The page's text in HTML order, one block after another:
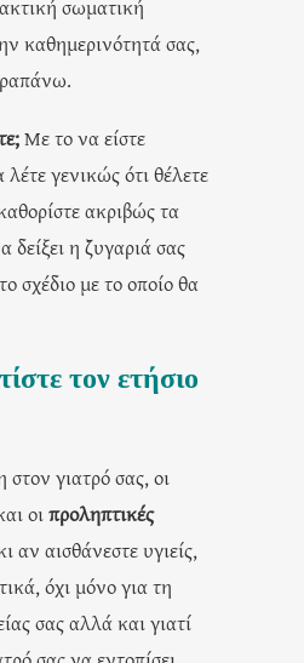
σωματική
καθημερινότητά σας,
Με το να είστε
λέτε γενικώς ότι θέλετε
ακριβώς τα
δείξει η ζυγαριά σας
σχέδιο με το οποίο θα
τον ετήσιο
γιατρό σας, οι
οιπροληπτικές
αν αισθάνεστε υγιείς,
όχι μόνο για τη
σας αλλά και γιατί